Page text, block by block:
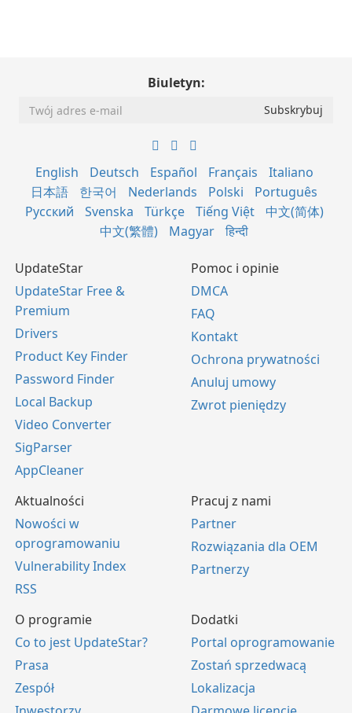
Biuletyn:
English Deutsch Español Français
Italiano
日本語
한국어 Nederlands Polski
Português
Русский
Svenska Türkçe Tiếng Việt
中文(简体)
中文(繁體)
Magyar हिन्दी
UpdateStar
UpdateStar Free &
Premium
Drivers
Product Key Finder
Password Finder
Local Backup
Video Converter
SigParser
AppCleaner
Pomoc i opinie
DMCA
FAQ
Kontakt
Ochrona prywatności
Anuluj umowy
Zwrot pieniędzy
Aktualności
Nowości w
oprogramowaniu
Vulnerability Index
RSS
Pracuj z nami
Partner
Rozwiązania dla OEM
Partnerzy
O programie
Co to jest UpdateStar?
Prasa
Zespół
Dodatki
Portal oprogramowanie
Zostań sprzedwacą
Lokalizacja